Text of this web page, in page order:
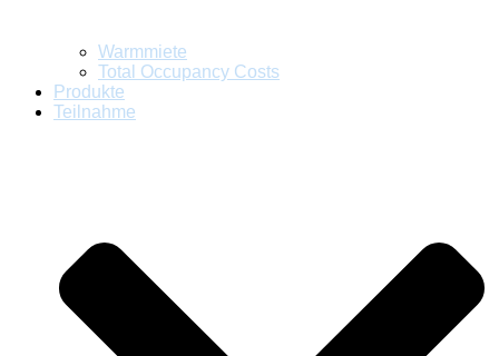
Warmmiete
Total Occupancy Costs
Produkte
Teilnahme